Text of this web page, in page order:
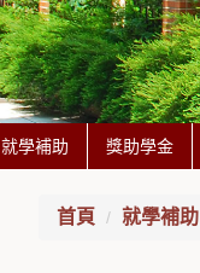
就學補助 獎助學金
首頁 就學補助